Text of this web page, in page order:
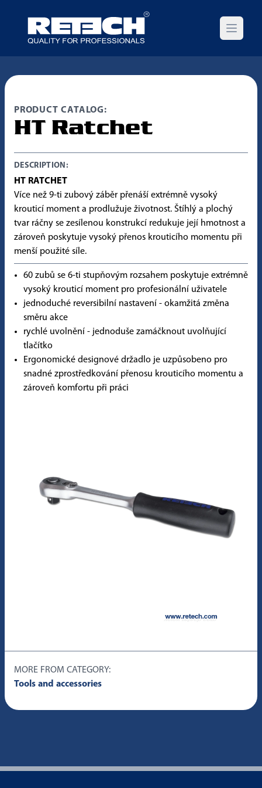
Open
PRODUCT CATALOG:
HT Ratchet
DESCRIPTION:
HT RATCHET
Více než 9-ti zubový záběr přenáší extrémně vysoký
krouticí moment a prodlužuje životnost. Štíhlý a plochý
tvar ráčny se zesílenou konstrukcí redukuje její hmotnost a
zároveň poskytuje vysoký přenos krouticího momentu při
menší použité síle.
60 zubů se 6-ti stupňovým rozsahem poskytuje extrémně
vysoký krouticí moment pro profesionální uživatele
jednoduché reversibilní nastavení - okamžitá změna
směru akce
rychlé uvolnění - jednoduše zamáčknout uvolňující
tlačítko
Ergonomické designové držadlo je uzpůsobeno pro
snadné zprostředkování přenosu krouticího momentu a
zároveň komfortu při práci
MORE FROM CATEGORY:
Tools and accessories